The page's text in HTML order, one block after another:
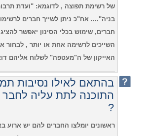
של רשימת תפוצה , לדוגמא: "ועדת
בניה".... אח"כ ניתן לשייך חברים
חברים, שימוש בכלי הסינון יאפשר
השייכים לרשימה אחת או יותר , לבחור
האייקון של ה"מעטפה" לשלוח אליהם
בהתאם לאילו נסיבות
התוכנה לתת עליה לחבר
?
ראשונים יומלצו החברים להם יש ארוע